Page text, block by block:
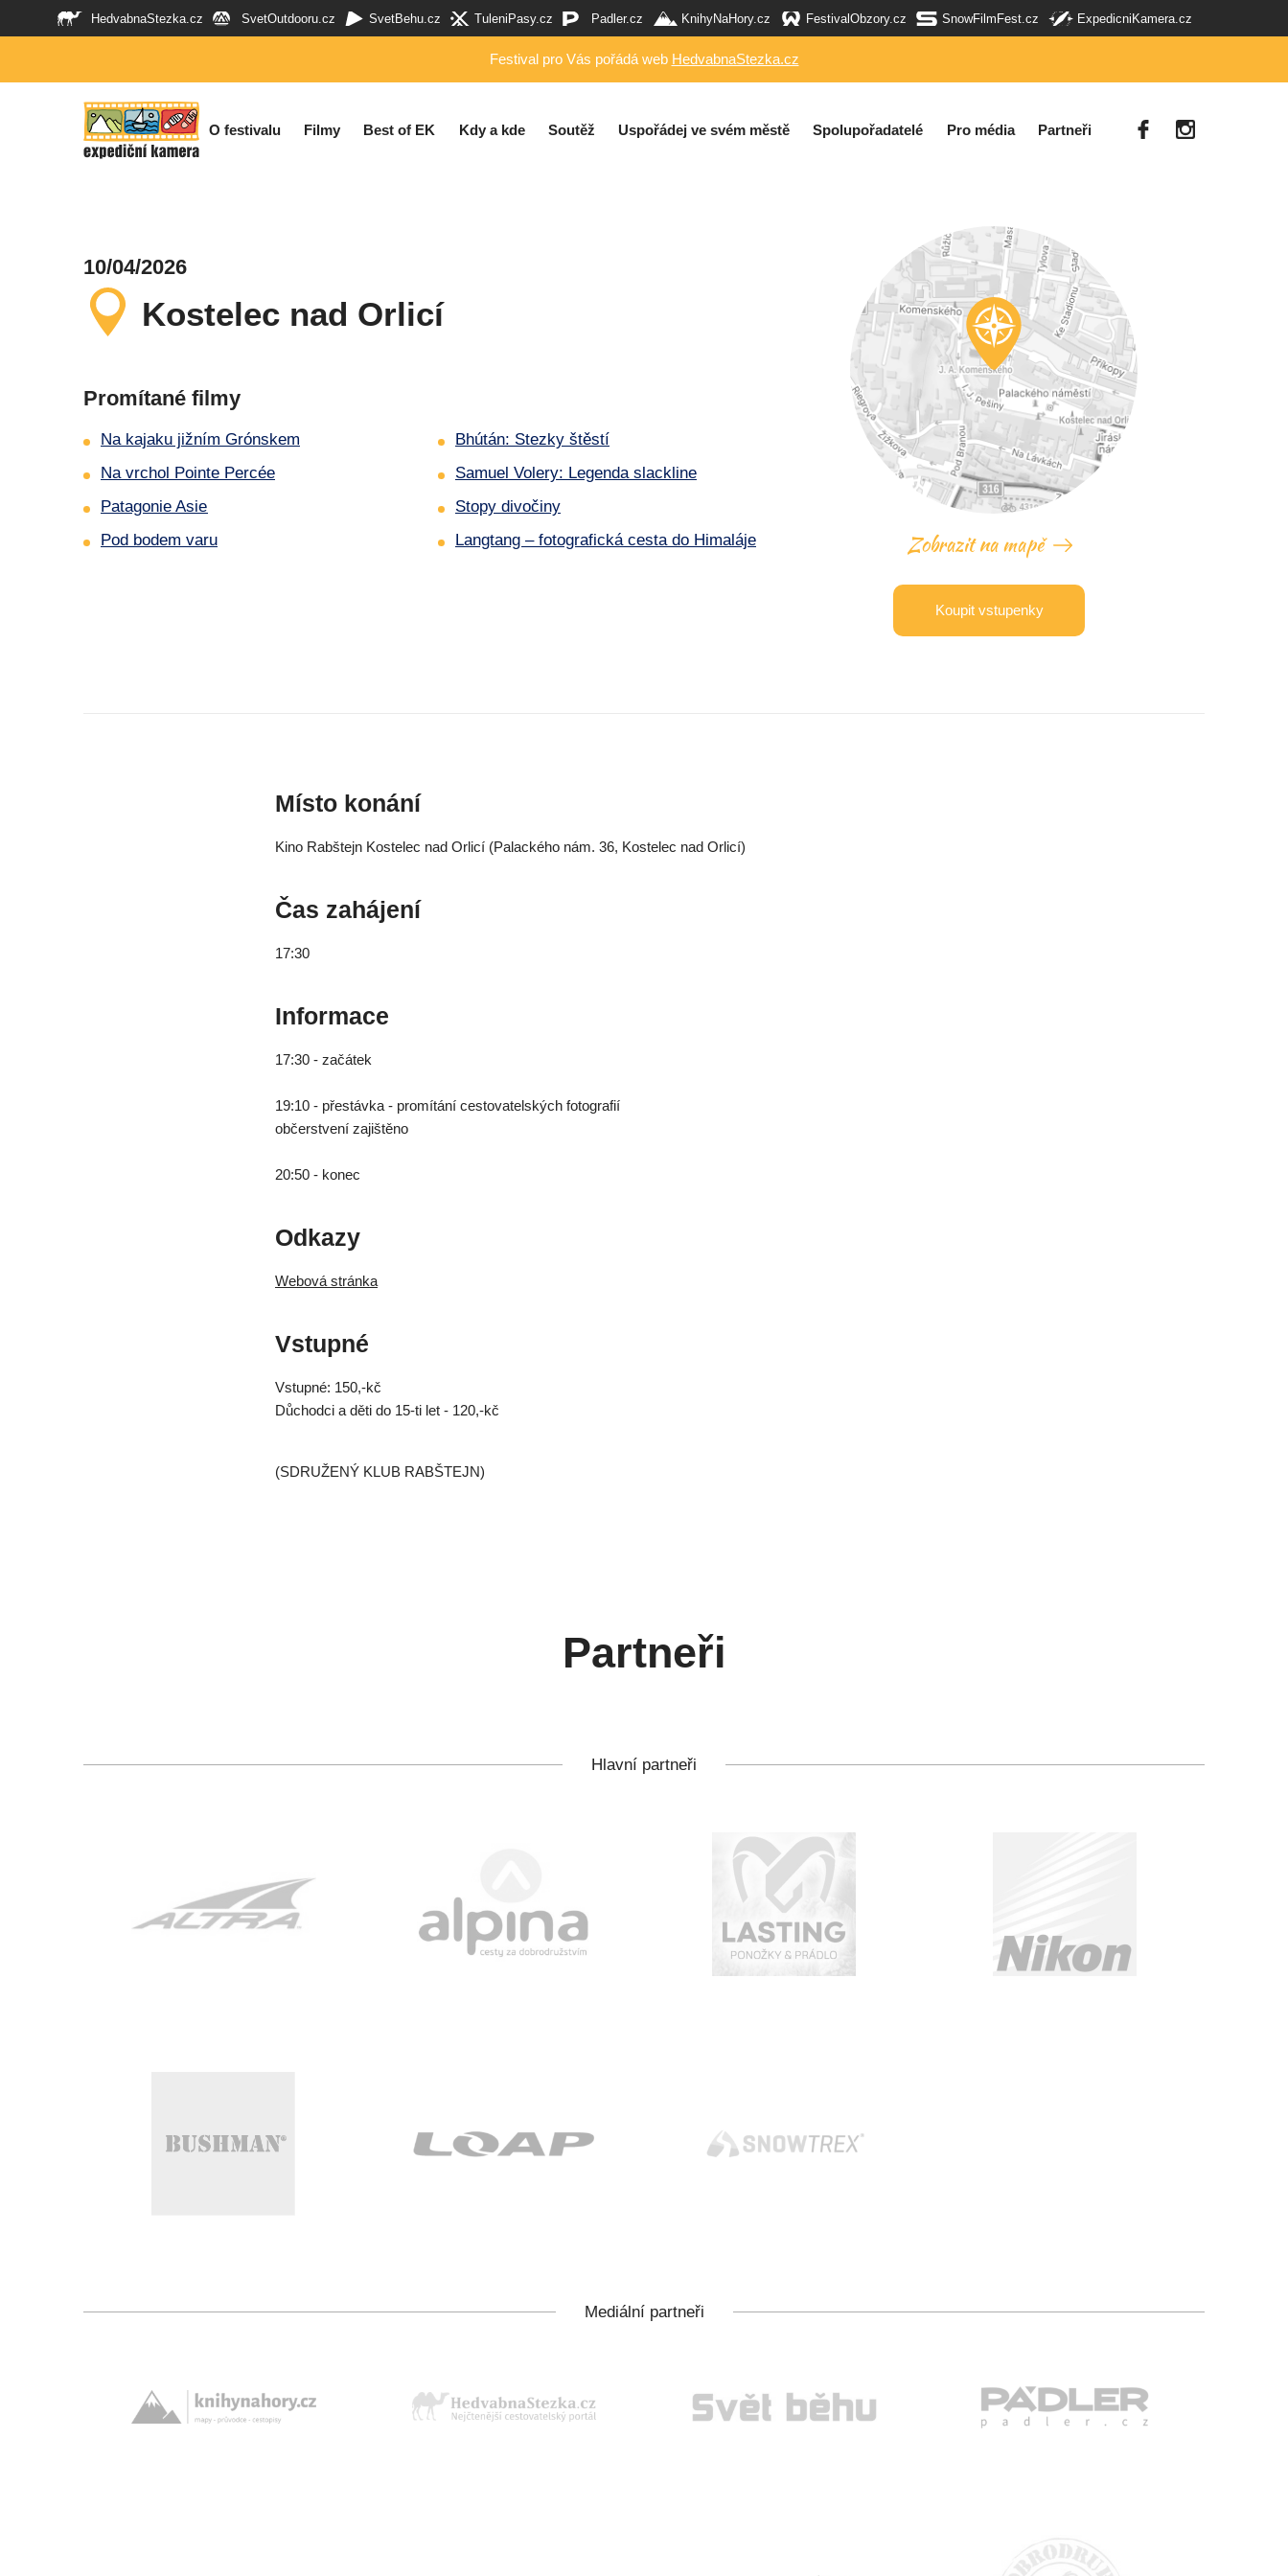
HedvabnaStezka.cz SvetOutdooru.cz SvetBehu.cz TuleniPasy.cz Padler.cz KnihyNaHory.cz FestivalObzory.cz SnowFilmFest.cz ExpedicniKamera.cz
Festival pro Vás pořádá web HedvabnaStezka.cz
O festivalu Filmy Best of EK Kdy a kde Soutěž Uspořádej ve svém městě Spolupořadatelé Pro média Partneři
10/04/2026
Kostelec nad Orlicí
Promítané filmy
Na kajaku jižním Grónskem
Na vrchol Pointe Percée
Patagonie Asie
Pod bodem varu
Bhútán: Stezky štěstí
Samuel Volery: Legenda slackline
Stopy divočiny
Langtang – fotografická cesta do Himaláje
Zobrazit na mapě
Koupit vstupenky
Místo konání
Kino Rabštejn Kostelec nad Orlicí (Palackého nám. 36, Kostelec nad Orlicí)
Čas zahájení
17:30
Informace
17:30 - začátek
19:10 - přestávka - promítání cestovatelských fotografií
občerstvení zajištěno
20:50 - konec
Odkazy
Webová stránka
Vstupné
Vstupné: 150,-kč
Důchodci a děti do 15-ti let - 120,-kč
(SDRUŽENÝ KLUB RABŠTEJN)
Partneři